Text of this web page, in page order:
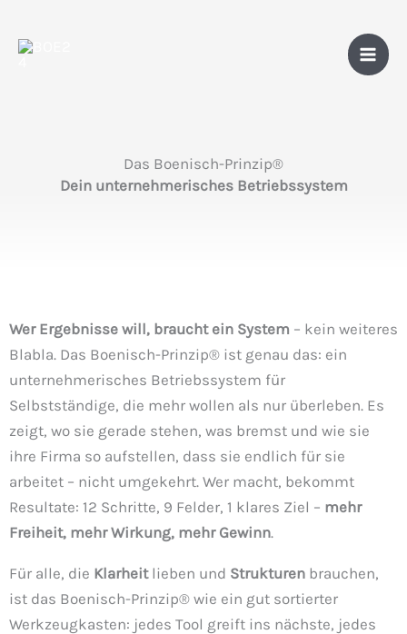
Inhalt
Das Boenisch-Prinzip®
Dein unternehmerisches Betriebssystem
Wer Ergebnisse will, braucht ein System – kein weiteres
Blabla. Das Boenisch-Prinzip® ist genau das: ein
unternehmerisches Betriebssystem für
Selbstständige, die mehr wollen als nur überleben. Es
zeigt, wo sie gerade stehen, was bremst und wie sie
ihre Firma so aufstellen, dass sie endlich für sie
arbeitet – nicht umgekehrt. Wer macht, bekommt
Resultate: 12 Schritte, 9 Felder, 1 klares Ziel – mehr
Freiheit, mehr Wirkung, mehr Gewinn.
Für alle, die Klarheitlieben und Strukturen brauchen,
ist das Boenisch-Prinzip® wie ein gut sortierter
Werkzeugkasten: jedes Tool greift ins nächste, jedes